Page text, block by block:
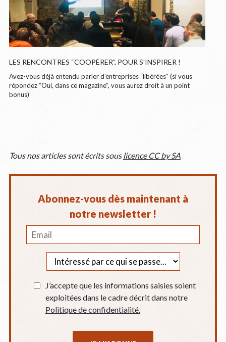
LES RENCONTRES “COOPÉRER”, POUR S’INSPIRER !
Avez-vous déjà entendu parler d’entreprises “libérées” (si vous
répondez “Oui, dans ce magazine”, vous aurez droit à un point
bonus)
Tous nos articles sont écrits souslicence CC by SA
Abonnez-vous dès maintenant à
notre newsletter !
J’accepte que les informations saisies soient
exploitées dans le cadre décrit dans notre
Politique de confidentialité.